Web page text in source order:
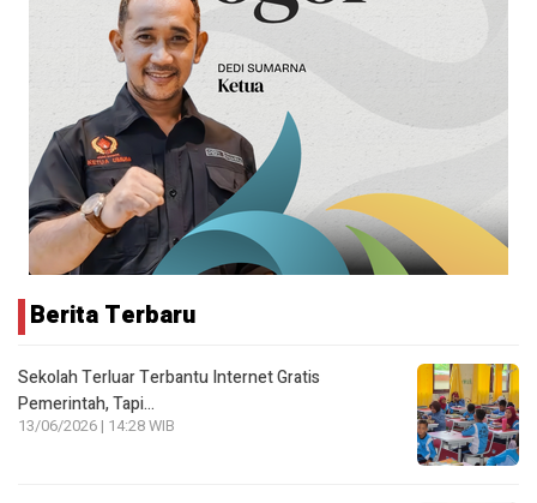
Berita Terbaru
Sekolah Terluar Terbantu Internet Gratis
Pemerintah, Tapi…
13/06/2026 | 14:28 WIB